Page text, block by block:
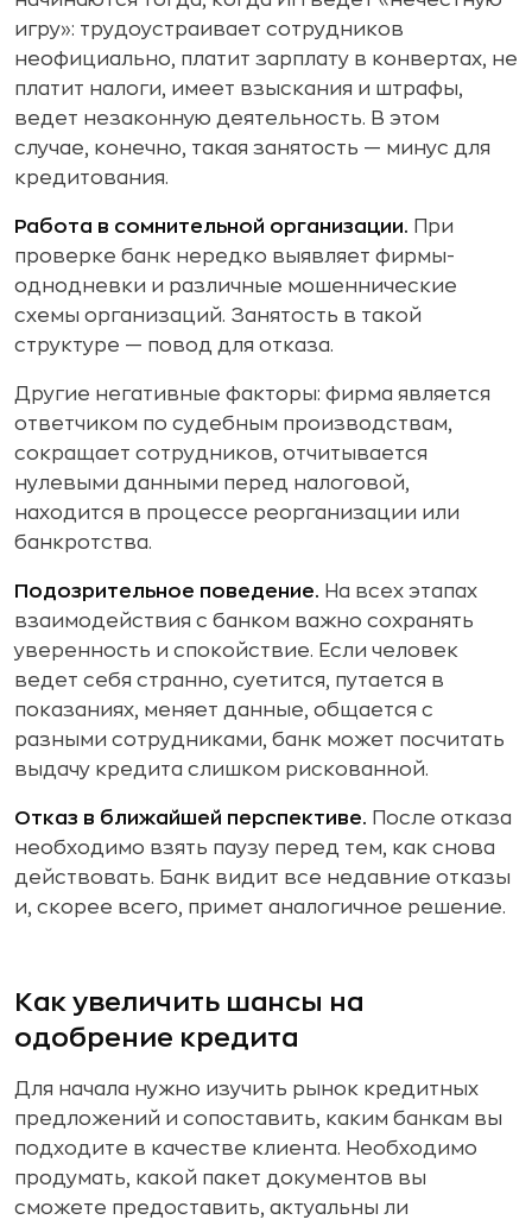
игру»: трудоустраивает сотрудников
неофициально, платит зарплату в конвертах, не
платит налоги, имеет взыскания и штрафы,
ведет незаконную деятельность. В этом
случае, конечно, такая занятость — минус для
кредитования.
Работа в сомнительной организации. При
проверке банк нередко выявляет фирмы-
однодневки и различные мошеннические
схемы организаций. Занятость в такой
структуре — повод для отказа.
Другие негативные факторы: фирма является
ответчиком по судебным производствам,
сокращает сотрудников, отчитывается
нулевыми данными перед налоговой,
находится в процессе реорганизации или
банкротства.
Подозрительное поведение. На всех этапах
взаимодействия с банком важно сохранять
уверенность и спокойствие. Если человек
ведет себя странно, суетится, путается в
показаниях, меняет данные, общается с
разными сотрудниками, банк может посчитать
выдачу кредита слишком рискованной.
Отказ в ближайшей перспективе. После отказа
необходимо взять паузу перед тем, как снова
действовать. Банк видит все недавние отказы
и, скорее всего, примет аналогичное решение.
Как увеличить шансы на
одобрение кредита
Для начала нужно изучить рынок кредитных
предложений и сопоставить, каким банкам вы
подходите в качестве клиента. Необходимо
продумать, какой пакет документов вы
сможете предоставить, актуальны ли